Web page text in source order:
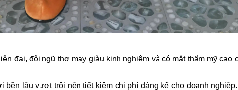
đại, đội ngũ thợ may giàu kinh nghiệm và có mắt thẩm mỹ cao
bền lâu vượt trội nên tiết kiệm chi phí đáng kể cho doanh